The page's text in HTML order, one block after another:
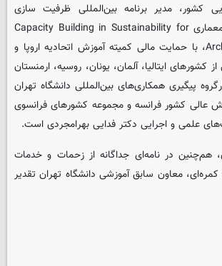
کشور، مدیر برنامه بین‌المللی ظرفیت سازی
پایداری برای میراث معماری Capacity Building in Sustainability for
Architectural Heritage، با حمایت مالی کمیته آموزش اتحادیه اروپا و
کشورهای ایتالیا، آلمان، یونان، روسیه، ارمنستان
پیگیری همکاری‌های بین‌المللی دانشگاه تهران
عالی کشور فرانسه و مجموعه کشورهای فرانسوی
علمی و اجرایی دکتر فدایی بهرامجردی است.
هم‌چنین در نامه‌ای جداگانه از زحمات و خدمات
معاون سابق آموزشی دانشگاه تهران تقدیر